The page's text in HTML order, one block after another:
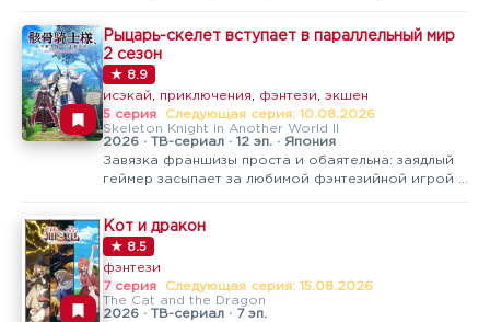
истории.Арка «Тысячелетняя кровавая война» —
грандиозный финал саги о Ичиго Куросаки и
Обществе душ, на которое обрушивается армия…
Рыцарь-скелет вступает в параллельный мир
2 сезон
★ 8.9
исэкай, приключения, фэнтези, экшен
5 серия
Следующая серия: 10.08.2026
Skeleton Knight in Another World II
2026 · ТВ-сериал · 12 эп. · Япония
Завязка франшизы проста и обаятельна: заядлый
геймер засыпает за любимой фэнтезийной игрой и
персонажа, доблестного рыцаря Арка в сияющих
доспехах. Правда, вместе с телом ему достаётся и
внешность скелета, которую…
Кот и дракон
★ 8.5
фэнтези
7 серия
Следующая серия: 15.08.2026
The Cat and the Dragon
2026 · ТВ-сериал · 7 эп.